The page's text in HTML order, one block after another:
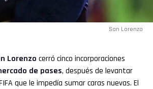
San Lorenzo
Lorenzo cerró cinco incorporaciones
de pases, después de levantar
que le impedía sumar caras nuevas. El